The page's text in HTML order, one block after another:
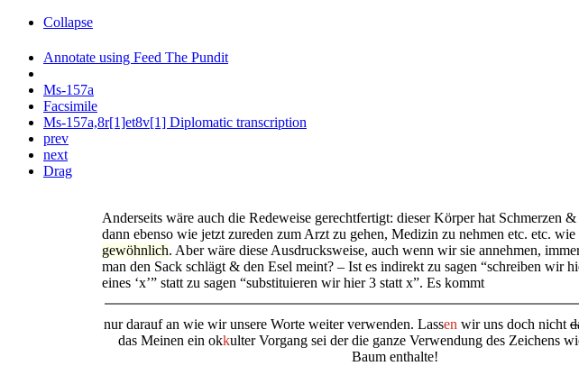
Collapse
Annotate using Feed The Pundit
Ms-157a
Facsimile
Ms-157a,8r[1]et8v[1] Diplomatic transcription
prev
next
Drag
Anderseits wäre auch die Redeweise gerechtfertigt: dieser Körper hat Schmerzen
dann ebenso wie jetzt zureden zum Arzt zu gehen, Medizin zu nehmen etc. etc. wie
gewöhnlich. Aber wäre diese Ausdrucksweise, auch wenn wir sie annehmen,
man den Sack schlägt & den Esel meint? – Ist es indirekt zu sagen “schreiben wir
eines ‘x’” statt zu sagen “substituieren wir hier 3 statt x”. Es kommt
nur darauf an wie wir unsere Worte weiter verwenden. Lassen wir uns doch nicht
das Meinen ein okkulter Vorgang sei der die ganze Verwendung des Zeichens
Baum enthalte!